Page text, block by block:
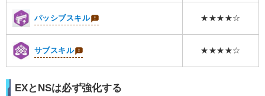
パッシブスキル ★★★★☆
サブスキル ★★★★☆
EXとNSは必ず強化する